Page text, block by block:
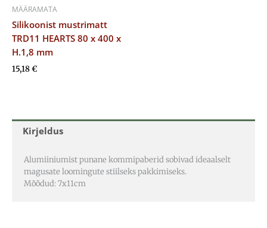
Kirjeldus
Alumiiniumist punane kommipaberid sobivad ideaalselt
magusate loomingute stiilseks pakkimiseks.
Mõõdud: 7x11cm
MÄÄRAMATA
Silikoonist mustrimatt
TRD11 HEARTS 80 x 400 x
H.1,8 mm
15,18€